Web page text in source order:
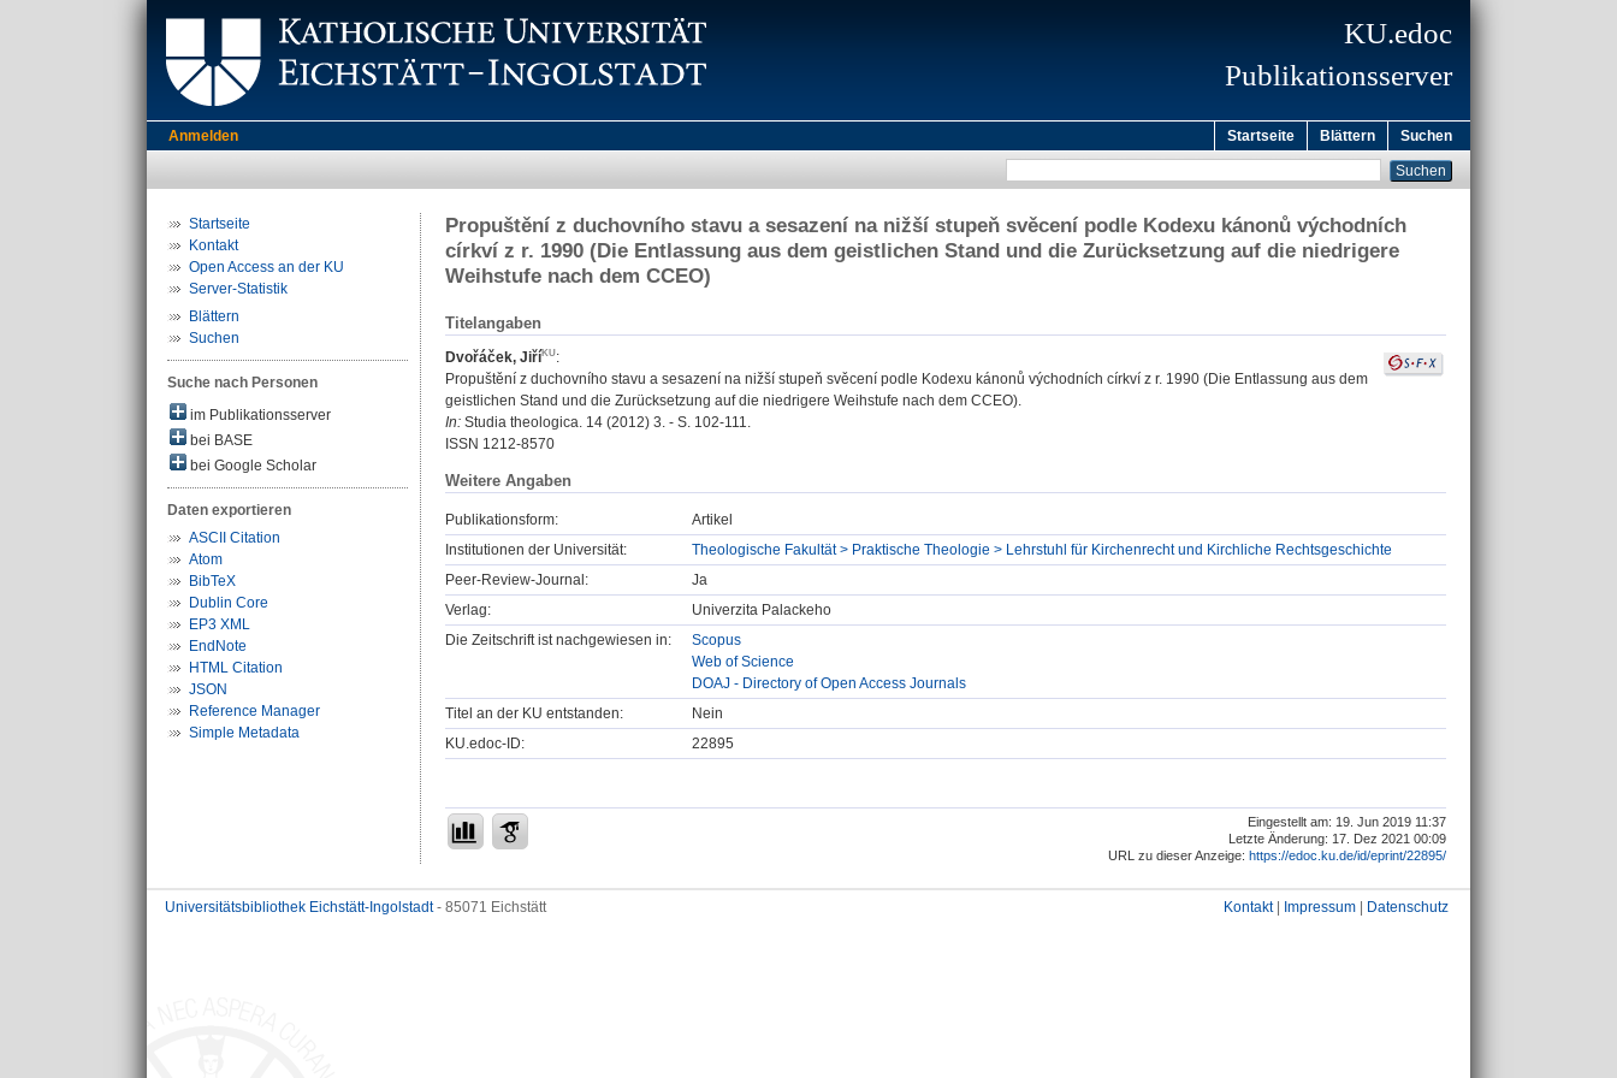
KU.edoc
Publikationsserver
Anmelden Startseite Blättern Suchen
Startseite
Kontakt
Open Access an der KU
Server-Statistik
Blättern
Suchen
Suche nach Personen
im Publikationsserver
bei BASE
bei Google Scholar
Daten exportieren
ASCII Citation
Atom
BibTeX
Dublin Core
EP3 XML
EndNote
HTML Citation
JSON
Reference Manager
Simple Metadata
Propuštění z duchovního stavu a sesazení na nižší stupeň svěcení podle Kodexu kánonů východních
církví z r. 1990 (Die Entlassung aus dem geistlichen Stand und die Zurücksetzung auf die niedrigere
Weihstufe nach dem CCEO)
Titelangaben
Dvořáček, Jiří
:
Propuštění z duchovního stavu a sesazení na nižší stupeň svěcení podle Kodexu kánonů východních církví z r. 1990 (Die Entlassung aus dem
geistlichen Stand und die Zurücksetzung auf die niedrigere Weihstufe nach dem CCEO).
In: Studia theologica. 14 (2012) 3. - S. 102-111.
ISSN 1212-8570
Weitere Angaben
Publikationsform:
Artikel
Institutionen der Universität:
Theologische Fakultät > Praktische Theologie > Lehrstuhl für Kirchenrecht und Kirchliche Rechtsgeschichte
Peer-Review-Journal:
Ja
Verlag:
Univerzita Palackeho
Die Zeitschrift ist nachgewiesen in:
Scopus
Web of Science
DOAJ - Directory of Open Access Journals
Titel an der KU entstanden:
Nein
KU.edoc-ID:
22895
Eingestellt am: 19. Jun 2019 11:37
Letzte Änderung: 17. Dez 2021 00:09
URL zu dieser Anzeige: https://edoc.ku.de/id/eprint/22895/
Universitätsbibliothek Eichstätt-Ingolstadt- 85071 Eichstätt Kontakt| Impressum Datenschutz